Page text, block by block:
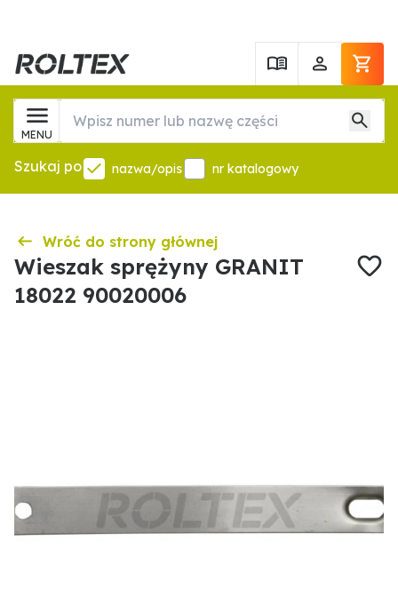
MENU
Szukaj po nazwa/opis nr katalogowy
Wróć do strony głównej
Wieszak sprężyny GRANIT
18022 90020006